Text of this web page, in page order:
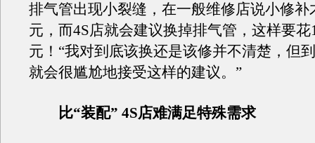
排气管出现小裂缝，在一般维修店说小修补
元，而4S店就会建议换掉排气管，这样要花
元！“我对到底该换还是该修并不清楚，但
就会很尴尬地接受这样的建议。”
比“装配” 4S店难满足特殊需求